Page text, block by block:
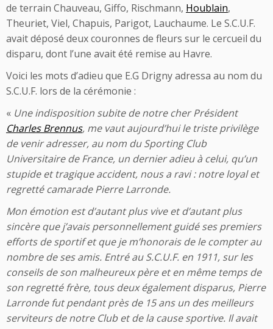
de terrain Chauveau, Giffo, Rischmann, Houblain,
Theuriet, Viel, Chapuis, Parigot, Lauchaume. Le S.C.U.F.
avait déposé deux couronnes de fleurs sur le cercueil du
disparu, dont l’une avait été remise au Havre.
Voici les mots d’adieu que E.G Drigny adressa au nom du
S.C.U.F. lors de la cérémonie :
« Une indisposition subite de notre cher Président
Charles Brennus, me vaut aujourd’hui le triste privilège
de venir adresser, au nom du Sporting Club
Universitaire de France, un dernier adieu à celui, qu’un
stupide et tragique accident, nous a ravi : notre loyal et
regretté camarade Pierre Larronde.
Mon émotion est d’autant plus vive et d’autant plus
sincère que j’avais personnellement guidé ses premiers
efforts de sportif et que je m’honorais de le compter au
nombre de ses amis. Entré au S.C.U.F. en 1911, sur les
conseils de son malheureux père et en même temps de
son regretté frère, tous deux également disparus, Pierre
Larronde fut pendant près de 15 ans un des meilleurs
serviteurs de notre Club et de la cause sportive. Il avait